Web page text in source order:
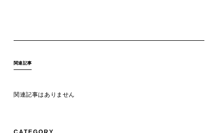
関連記事
関連記事はありません